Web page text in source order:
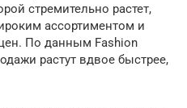
стремительно растет,
ассортиментом и
По данным Fashion
растут вдвое быстрее,